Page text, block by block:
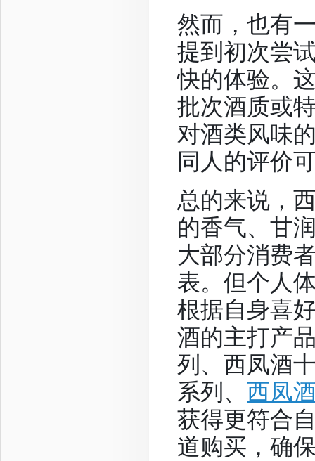
然而，也有
提到初次尝
快的体验。
批次酒质或
对酒类风味
同人的评价
总的来说，
的香气、甘
大部分消费
表。但个人
根据自身喜
酒的主打产
列、西凤酒
系列、 西凤
获得更符合
道购买，确